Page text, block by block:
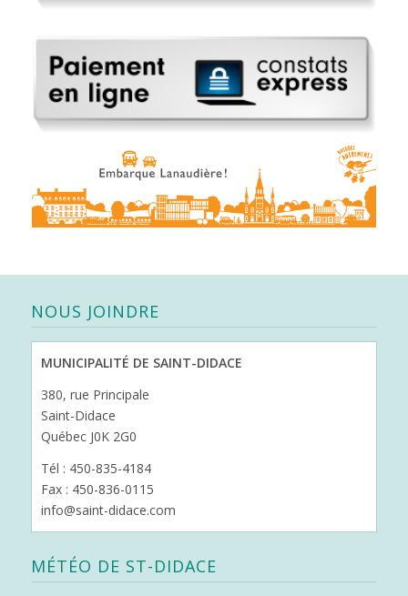
NOUS JOINDRE
MUNICIPALITÉ DE SAINT-DIDACE
380, rue Principale
Saint-Didace
Québec J0K 2G0
Tél : 450-835-4184
Fax : 450-836-0115
info@saint-didace.com
MÉTÉO DE ST-DIDACE